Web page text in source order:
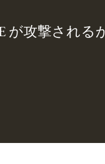
が攻撃され